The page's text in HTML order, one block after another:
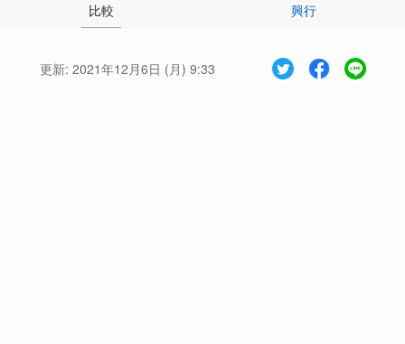
比較 興行
更新: 2021年12月6日 (月) 9:33